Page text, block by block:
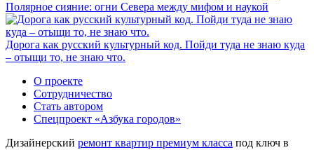
Полярное сияние: огни Севера между мифом и наукой
Дорога как русский культурный код. Пойди туда не знаю куда
– отыщи то, не знаю что.
О проекте
Сотрудничество
Стать автором
Спецпроект «Азбука городов»
Дизайнерский ремонт квартир премиум класса под ключ в